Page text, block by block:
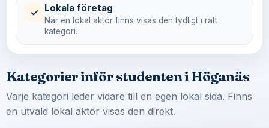
✓ Lokala företag
När en lokal aktör finns visas den tydligt i rätt
kategori.
Kategorier inför studenten i Höganäs
Varje kategori leder vidare till en egen lokal sida. Finns
en utvald lokal aktör visas den direkt.